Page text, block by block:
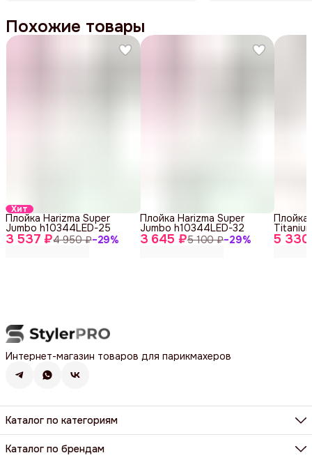
Похожие товары
Хит
3 537 ₽4 950 ₽−29%
Плойка Harizma Super
Jumbo h10344LED-25
3 645 ₽5 100 ₽−29%
Плойка Harizma Super
Jumbo h10344LED-32
5
Плойка
Интернет-магазин товаров для парикмахеров
Каталог по категориям
Фены, фен-щетки, аксессуары
Машинки, триммеры, шейверы
Каталог по брендам